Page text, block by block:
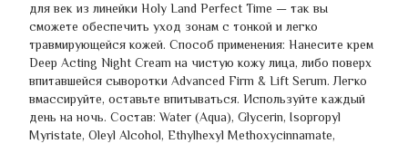
для век из линейки Holy Land Perfect Time — так вы
сможете обеспечить уход зонам с тонкой и легко
травмирующейся кожей. Способ применения: Нанесите крем
Deep Acting Night Cream на чистую кожу лица, либо поверх
впитавшейся сыворотки Advanced Firm & Lift Serum. Легко
вмассируйте, оставьте впитываться. Используйте каждый
день на ночь. Состав: Water (Aqua), Glycerin, Isopropyl
Myristate, Oleyl Alcohol, Ethylhexyl Methoxycinnamate,